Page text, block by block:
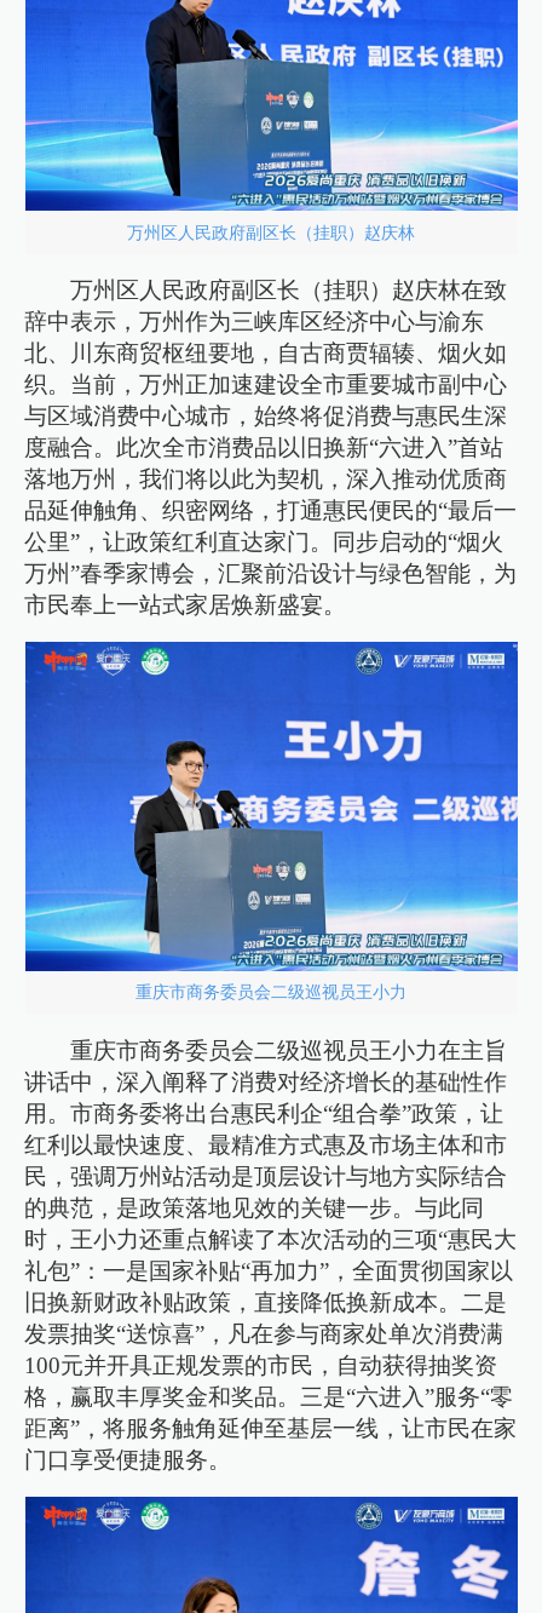
万州区人民政府副区长（挂职）赵庆林
万州区人民政府副区长（挂职）赵庆林在致
辞中表示，万州作为三峡库区经济中心与渝东
北、川东商贸枢纽要地，自古商贾辐辏、烟火如
织。当前，万州正加速建设全市重要城市副中心
与区域消费中心城市，始终将促消费与惠民生深
度融合。此次全市消费品以旧换新“六进入”首站
落地万州，我们将以此为契机，深入推动优质商
品延伸触角、织密网络，打通惠民便民的“最后一
公里”，让政策红利直达家门。同步启动的“烟火
万州”春季家博会，汇聚前沿设计与绿色智能，为
市民奉上一站式家居焕新盛宴。
重庆市商务委员会二级巡视员王小力
重庆市商务委员会二级巡视员王小力在主旨
讲话中，深入阐释了消费对经济增长的基础性作
用。市商务委将出台惠民利企“组合拳”政策，让
红利以最快速度、最精准方式惠及市场主体和市
民，强调万州站活动是顶层设计与地方实际结合
的典范，是政策落地见效的关键一步。与此同
时，王小力还重点解读了本次活动的三项“惠民大
礼包”：一是国家补贴“再加力”，全面贯彻国家以
旧换新财政补贴政策，直接降低换新成本。二是
发票抽奖“送惊喜”，凡在参与商家处单次消费满
100元并开具正规发票的市民，自动获得抽奖资
格，赢取丰厚奖金和奖品。三是“六进入”服务“零
距离”，将服务触角延伸至基层一线，让市民在家
门口享受便捷服务。